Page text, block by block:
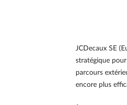
JCDecaux SE
stratégique
parcours
encore plus